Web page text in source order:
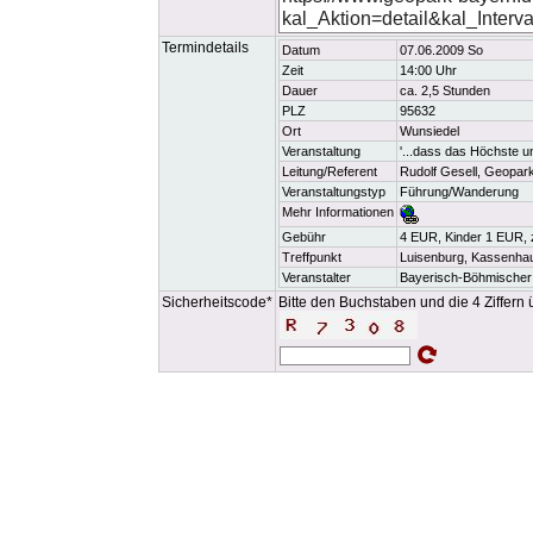
Termindetails Datum
07.06.2009 So
Zeit
14:00 Uhr
Dauer
ca. 2,5 Stunden
PLZ
95632
Ort
Wunsiedel
Veranstaltung
'...dass das Höchste
Leitung/Referent
Rudolf Gesell,
Veranstaltungstyp
Führung/Wanderung
Mehr Informationen
Gebühr
4 EUR, Kinder 1 EUR,
Treffpunkt
Luisenburg,
Veranstalter
Bayerisch-
Sicherheitscode* Bitte den Buchstaben und die 4 Ziffern